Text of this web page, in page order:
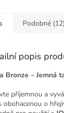
Podobné (12)
popis
Bronze – Jemná
příjemnou a
obohacenou o